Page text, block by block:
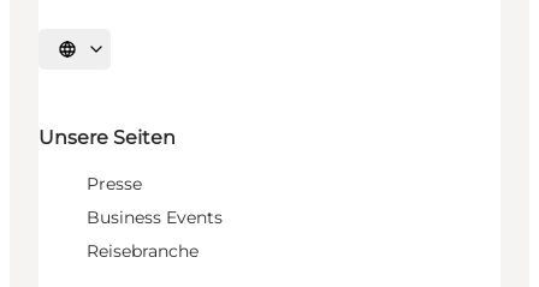
Sprache auswählen
Unsere Seiten
Presse
Business Events
Reisebranche